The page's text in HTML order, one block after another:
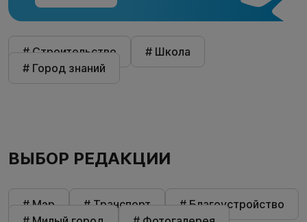
# Строительство
# Школа
# Город знаний
ВЫБОР РЕДАКЦИИ
# Мэр # Транспорт
# Благоустройство